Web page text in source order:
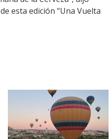
esta edición “Una Vuelta